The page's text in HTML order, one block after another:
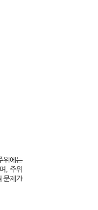
위에는
, 주위
문제가